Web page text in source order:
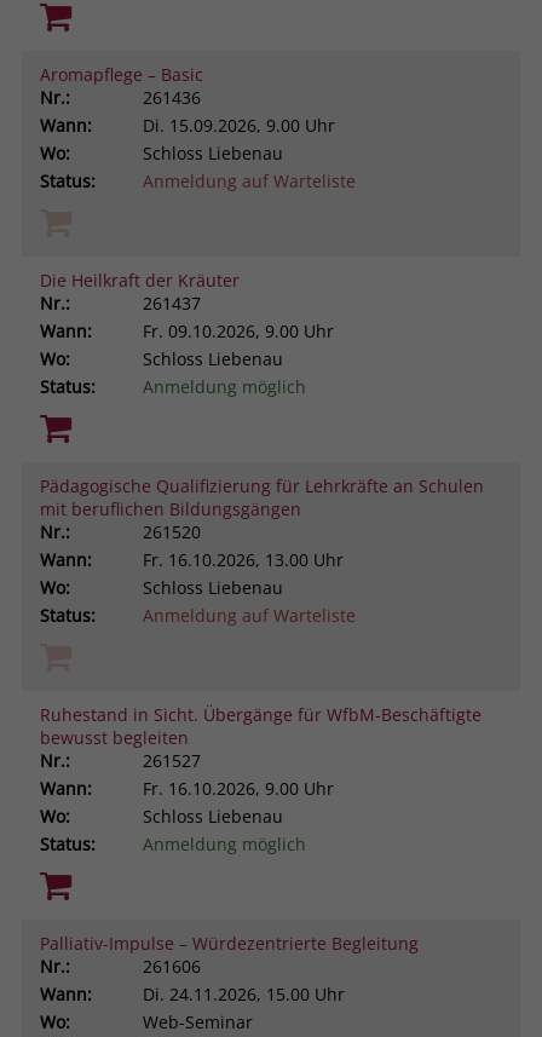
Aromapflege – Basic
Nr.:
261436
Wann:
Di. 15.09.2026, 9.00 Uhr
Wo:
Schloss Liebenau
Status:
Anmeldung auf Warteliste
Die Heilkraft der Kräuter
Nr.:
261437
Wann:
Fr. 09.10.2026, 9.00 Uhr
Wo:
Schloss Liebenau
Status:
Anmeldung möglich
Pädagogische Qualifizierung für Lehrkräfte an Schulen
mit beruflichen Bildungsgängen
Nr.:
261520
Wann:
Fr. 16.10.2026, 13.00 Uhr
Wo:
Schloss Liebenau
Status:
Anmeldung auf Warteliste
Ruhestand in Sicht. Übergänge für WfbM-Beschäftigte
bewusst begleiten
Nr.:
261527
Wann:
Fr. 16.10.2026, 9.00 Uhr
Wo:
Schloss Liebenau
Status:
Anmeldung möglich
Palliativ-Impulse – Würdezentrierte Begleitung
Nr.:
261606
Wann:
Di. 24.11.2026, 15.00 Uhr
Wo:
Web-Seminar